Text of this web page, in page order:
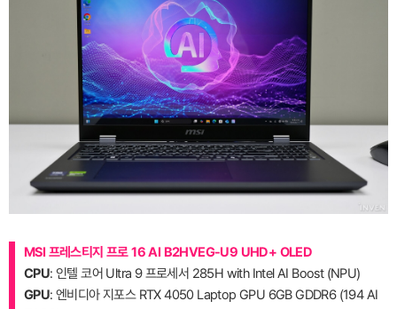
MSI 프레스티지 프로 16 AI B2HVEG-U9 UHD+ OLED
CPU: 인텔 코어 Ultra 9 프로세서 285H with Intel AI Boost (NPU)
GPU: 엔비디아 지포스 RTX 4050 Laptop GPU 6GB GDDR6 (194 AI